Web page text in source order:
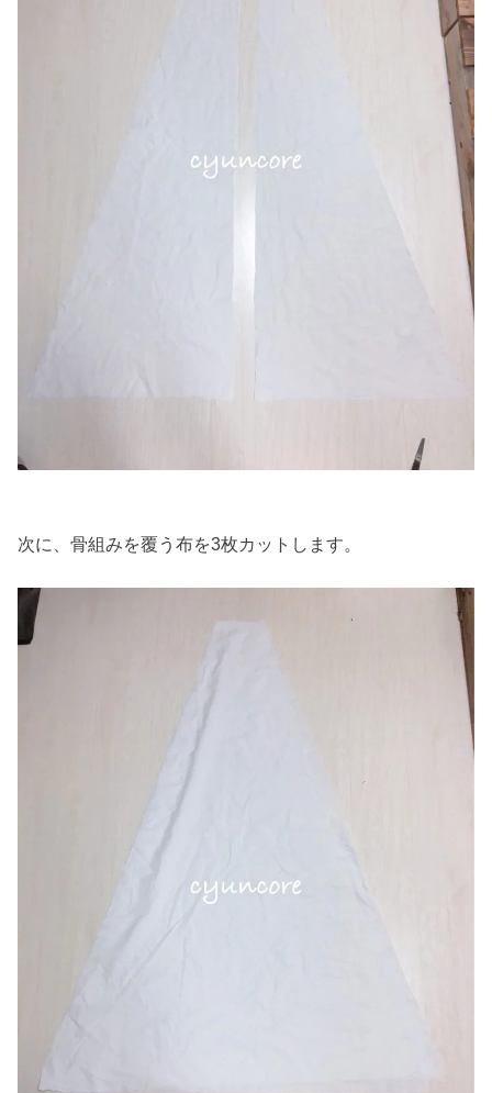
次に、骨組みを覆う布を3枚カットします。